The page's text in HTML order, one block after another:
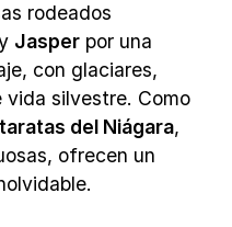
rodeados
Jasper por una
con glaciares,
vida silvestre. Como
del Niágara,
ofrecen un